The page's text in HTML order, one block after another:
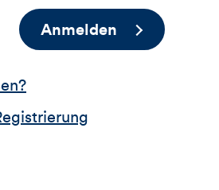
Anmelden